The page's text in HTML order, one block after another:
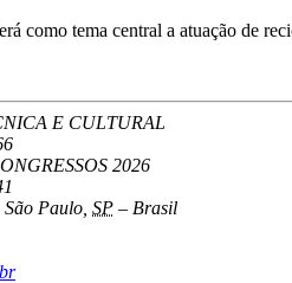
como tema central a atuação de
E CULTURAL
2026
São Paulo SP – Brasil